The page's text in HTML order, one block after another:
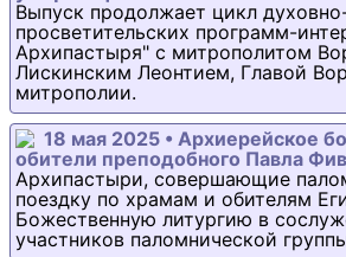
Выпуск продолжает цикл
просветительских программ-
Архипастыря" с митрополитом
Лискинским Леонтием, Главой
митрополии.
18 мая 2025 • Архиерейское
обители преподобного Павла
Архипастыри, совершающие
поездку по храмам и обителям
Божественную литургию в
участников паломнической